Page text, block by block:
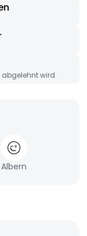
abgelehnt wird
Albern